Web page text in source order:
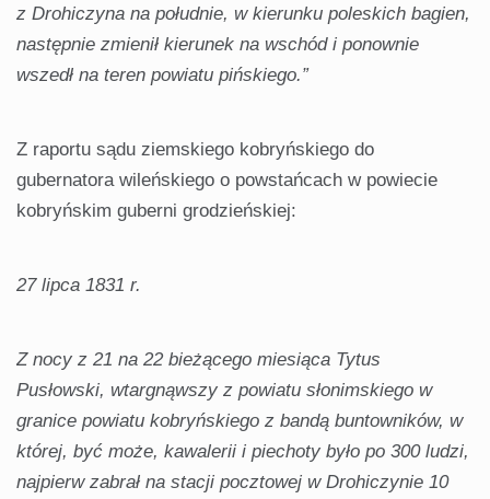
z Drohiczyna na południe, w kierunku poleskich bagien,
następnie zmienił kierunek na wschód i ponownie
wszedł na teren powiatu pińskiego.”
Z raportu sądu ziemskiego kobryńskiego do
gubernatora wileńskiego o powstańcach w powiecie
kobryńskim guberni grodzieńskiej:
27 lipca 1831 r.
Z nocy z 21 na 22 bieżącego miesiąca Tytus
Pusłowski, wtargnąwszy z powiatu słonimskiego w
granice powiatu kobryńskiego z bandą buntowników, w
której, być może, kawalerii i piechoty było po 300 ludzi,
najpierw zabrał na stacji pocztowej w Drohiczynie 10